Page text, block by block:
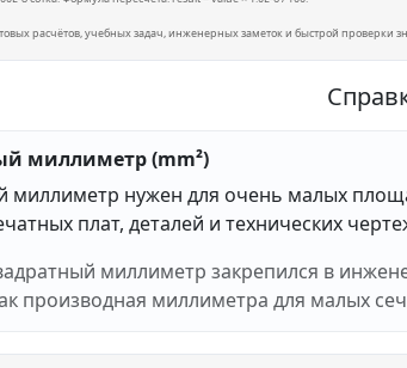
расчётов, учебных задач, инженерных заметок и быстрой проверки
миллиметр (mm²)
миллиметр нужен для очень малых
плат, деталей и технических
миллиметр закрепился в
производная миллиметра для малых